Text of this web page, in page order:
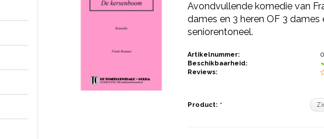
Avondvullende komedie van
dames en 3 heren OF 3 dames
seniorentoneel.
Artikelnummer:
Beschikbaarheid:
Reviews:
Product: *